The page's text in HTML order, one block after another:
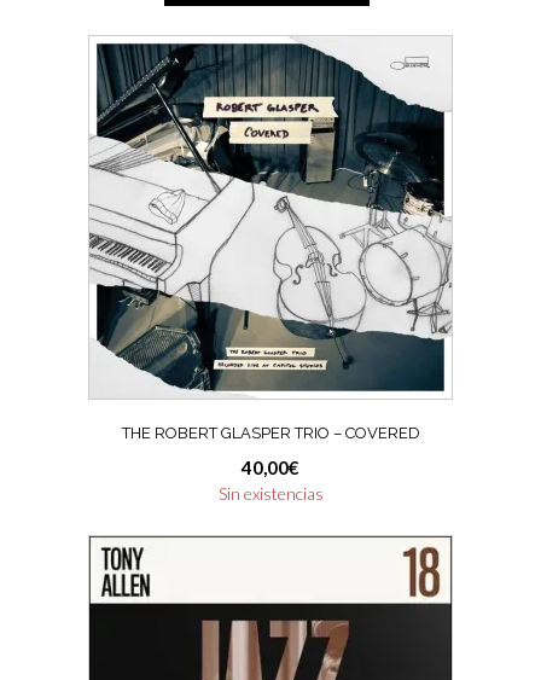
THE ROBERT GLASPER TRIO – COVERED
40,00€
Sin existencias